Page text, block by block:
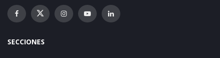
SECCIONES